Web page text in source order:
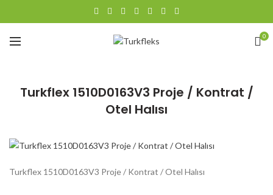
0
Turkflex 1510D0163V3 Proje / Kontrat /
Otel Halısı
Turkflex 1510D0163V3 Proje / Kontrat / Otel Halısı